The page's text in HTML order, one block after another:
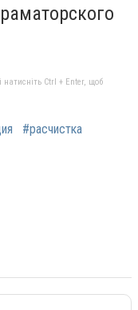
натисніть Ctrl + Enter, щоб
#расчистка